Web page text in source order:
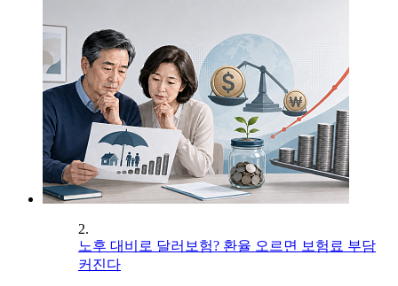
2.
노후 대비로 달러보험? 환율 오르면 보험료 부담
커진다